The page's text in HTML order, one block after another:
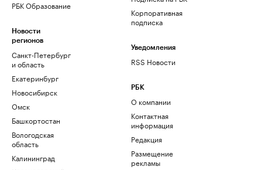
РБК Образование
Новости
регионов
Санкт-Петербург
и область
Екатеринбург
Новосибирск
Омск
Башкортостан
Вологодская
область
Калининград
Корпоративная
подписка
Уведомления
RSS Новости
РБК
О компании
Контактная
информация
Редакция
Размещение
рекламы